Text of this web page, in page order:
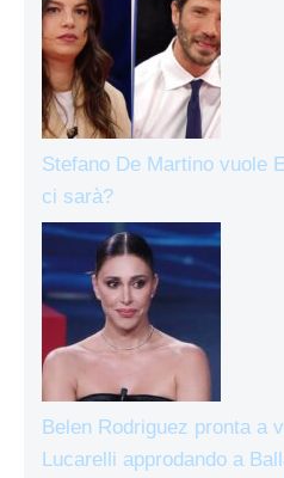
Stefano De Martino vuole
ci sarà?
Belen Rodriguez pronta a
Lucarelli approdando a